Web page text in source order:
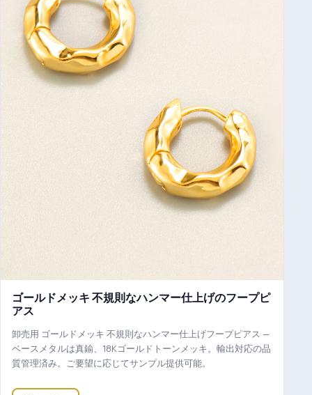
ゴールドメッキ 不規則なハンマー仕上げのフープピ
アス
卸売用 ゴールドメッキ 不規則なハンマー仕上げフープピアス —
ベースメタルは真鍮、18Kゴールドトーンメッキ。輸出対応の品
質管理済み。ご要望に応じてサンプル提供可能。